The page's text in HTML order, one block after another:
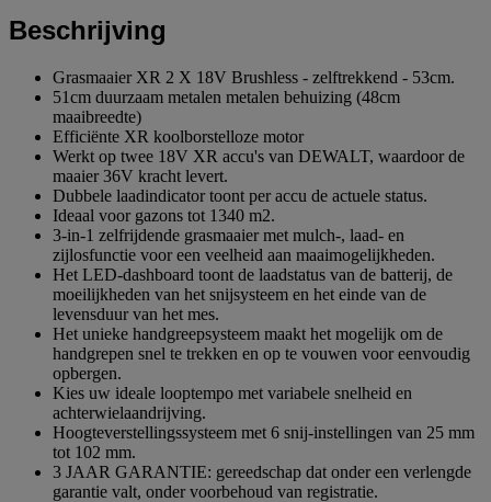
Beschrijving
Grasmaaier XR 2 X 18V Brushless - zelftrekkend - 53cm.
51cm duurzaam metalen metalen behuizing (48cm
maaibreedte)
Efficiënte XR koolborstelloze motor
Werkt op twee 18V XR accu's van DEWALT, waardoor de
maaier 36V kracht levert.
Dubbele laadindicator toont per accu de actuele status.
Ideaal voor gazons tot 1340 m2.
3-in-1 zelfrijdende grasmaaier met mulch-, laad- en
zijlosfunctie voor een veelheid aan maaimogelijkheden.
Het LED-dashboard toont de laadstatus van de batterij, de
moeilijkheden van het snijsysteem en het einde van de
levensduur van het mes.
Het unieke handgreepsysteem maakt het mogelijk om de
handgrepen snel te trekken en op te vouwen voor eenvoudig
opbergen.
Kies uw ideale looptempo met variabele snelheid en
achterwielaandrijving.
Hoogteverstellingssysteem met 6 snij-instellingen van 25 mm
tot 102 mm.
3 JAAR GARANTIE: gereedschap dat onder een verlengde
garantie valt, onder voorbehoud van registratie.